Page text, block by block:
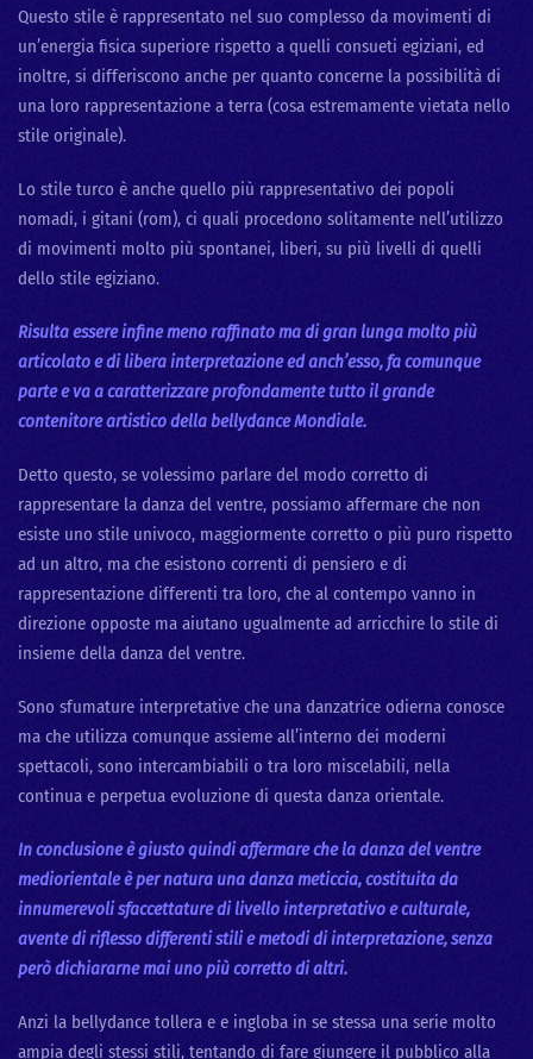
Questo stile è rappresentato nel suo complesso da movimenti di
un’energia fisica superiore rispetto a quelli consueti egiziani, ed
inoltre, si differiscono anche per quanto concerne la possibilità di
una loro rappresentazione a terra (cosa estremamente vietata nello
stile originale).
Lo stile turco è anche quello più rappresentativo dei popoli
nomadi, i gitani (rom), ci quali procedono solitamente nell’utilizzo
di movimenti molto più spontanei, liberi, su più livelli di quelli
dello stile egiziano.
Risulta essere infine meno raffinato ma di gran lunga molto più
articolato e di libera interpretazione ed anch’esso, fa comunque
parte e va a caratterizzare profondamente tutto il grande
contenitore artistico della bellydance Mondiale.
Detto questo, se volessimo parlare del modo corretto di
rappresentare la danza del ventre, possiamo affermare che non
esiste uno stile univoco, maggiormente corretto o più puro rispetto
ad un altro, ma che esistono correnti di pensiero e di
rappresentazione differenti tra loro, che al contempo vanno in
direzione opposte ma aiutano ugualmente ad arricchire lo stile di
insieme della danza del ventre.
Sono sfumature interpretative che una danzatrice odierna conosce
ma che utilizza comunque assieme all’interno dei moderni
spettacoli, sono intercambiabili o tra loro miscelabili, nella
continua e perpetua evoluzione di questa danza orientale.
In conclusione è giusto quindi affermare che la danza del ventre
mediorientale è per natura una danza meticcia, costituita da
innumerevoli sfaccettature di livello interpretativo e culturale,
avente di riflesso differenti stili e metodi di interpretazione, senza
però dichiararne mai uno più corretto di altri.
Anzi la bellydance tollera e e ingloba in se stessa una serie molto
ampia degli stessi stili, tentando di fare giungere il pubblico alla